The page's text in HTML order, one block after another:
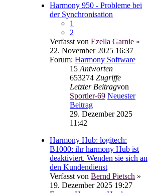
Harmony 950 - Probleme bei
der Synchronisation
1
2
Verfasst von Ezella Garnie »
22. November 2025 16:37
Forum: Harmony Software
15 Antworten
653274 Zugriffe
Letzter Beitragvon
Sportler-69 Neuester
Beitrag
29. Dezember 2025
11:42
Harmony Hub: logitech:
B1000: ihr harmony Hub ist
deaktiviert. Wenden sie sich an
den Kundendienst
Verfasst von Bernd Pietsch »
19. Dezember 2025 19:27